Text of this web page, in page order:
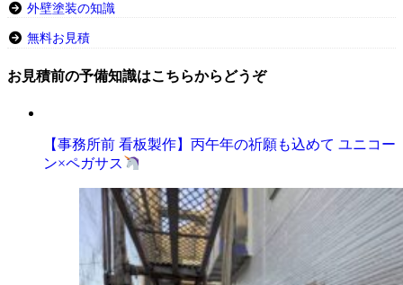
外壁塗装の知識
無料お見積
お見積前の予備知識はこちらからどうぞ
【事務所前 看板製作】丙午年の祈願も込めて ユニコー
ン×ペガサス